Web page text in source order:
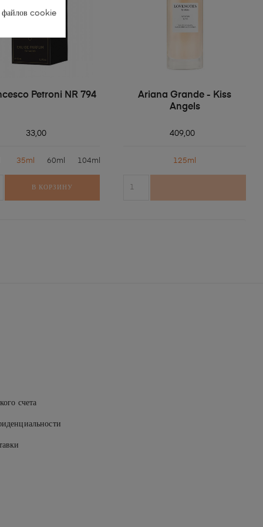
Petroni NR 794
33,00
35ml 60ml 104ml
В КОРЗИНУ
Ariana Grande - Kiss
Angels
409,00
125ml
счета
файлов cookie